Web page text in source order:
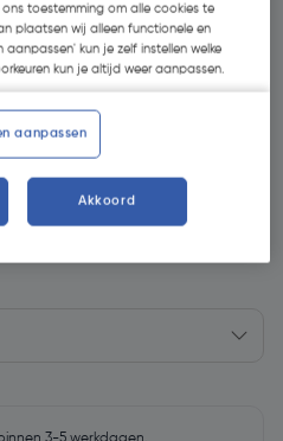
toestemming om alle cookies te
plaatsen wij alleen functionele en
kun je zelf instellen welke
kun je altijd weer aanpassen.
aanpassen
Akkoord